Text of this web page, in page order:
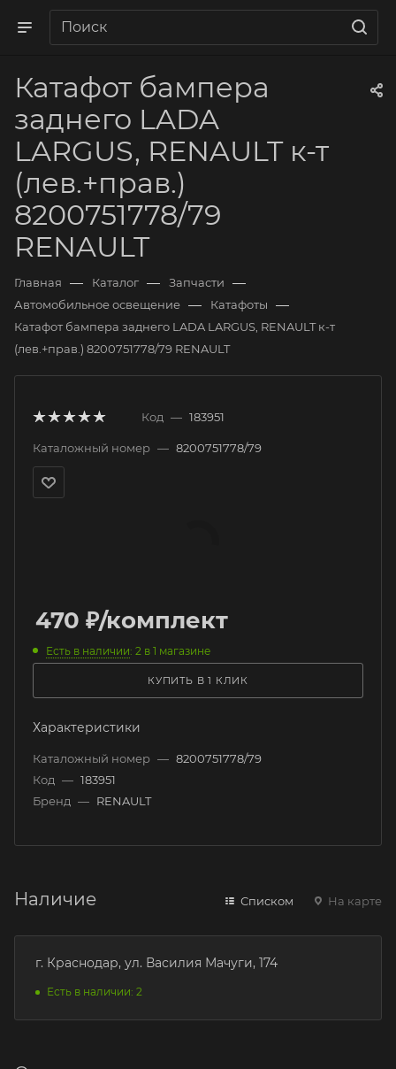
Катафот бампера
заднего LADA
LARGUS, RENAULT к-т
(лев.+прав.)
8200751778/79
RENAULT
Главная — Каталог — Запчасти —
Автомобильное освещение — Катафоты —
Катафот бампера заднего LADA LARGUS, RENAULT к-т
(лев.+прав.) 8200751778/79 RENAULT
Код — 183951
Каталожный номер — 8200751778/79
470 ₽/комплект
Есть в наличии: 2 в 1 магазине
КУПИТЬ В 1 КЛИК
Характеристики
Каталожный номер — 8200751778/79
Код — 183951
Бренд — RENAULT
Наличие Списком На карте
г. Краснодар, ул. Василия Мачуги, 174
Есть в наличии: 2